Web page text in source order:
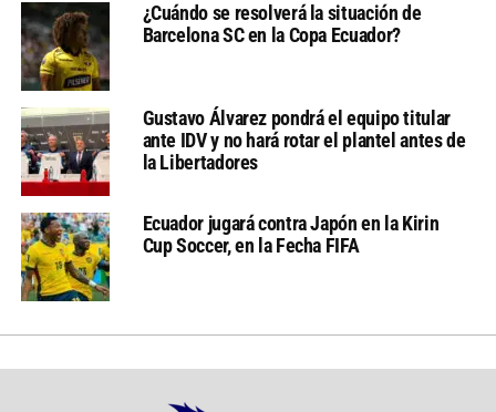
¿Cuándo se resolverá la situación de
Barcelona SC en la Copa Ecuador?
Gustavo Álvarez pondrá el equipo titular
ante IDV y no hará rotar el plantel antes de
la Libertadores
Ecuador jugará contra Japón en la Kirin
Cup Soccer, en la Fecha FIFA